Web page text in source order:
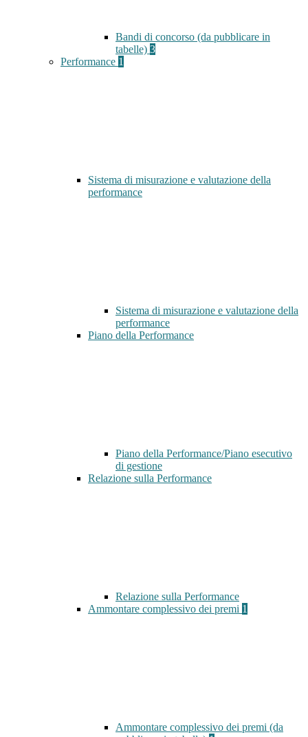
Bandi di concorso (da pubblicare in
tabelle) 3
Performance 1
Sistema di misurazione e valutazione della
performance
Sistema di misurazione e valutazione della
performance
Piano della Performance
Piano della Performance/Piano esecutivo
di gestione
Relazione sulla Performance
Relazione sulla Performance
Ammontare complessivo dei premi 1
Ammontare complessivo dei premi (da